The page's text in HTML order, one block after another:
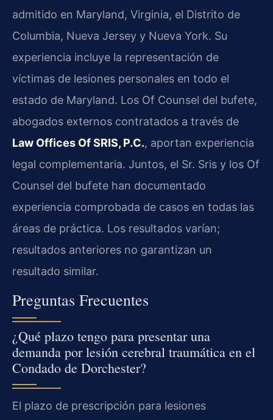
admitido en Maryland, Virginia, el Distrito de
Columbia, Nueva Jersey y Nueva York. Su
experiencia incluye la representación de
víctimas de lesiones personales en todo el
estado de Maryland. Los Of Counsel del bufete,
abogados externos contratados a través de
Law Offices Of SRIS, P.C., aportan experiencia
legal complementaria. Juntos, el Sr. Sris y los Of
Counsel del bufete han documentado
experiencia comprobada de casos en todas las
áreas de práctica. Los resultados varían;
resultados anteriores no garantizan un
resultado similar.
Preguntas Frecuentes
¿Qué plazo tengo para presentar una
demanda por lesión cerebral traumática en el
Condado de Dorchester?
El plazo de prescripción para lesiones